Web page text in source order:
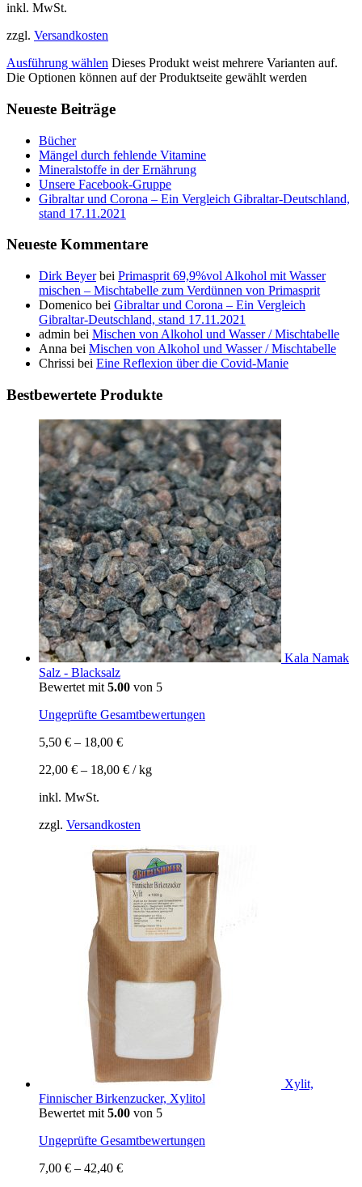
inkl. MwSt.
zzgl. Versandkosten
Ausführung wählen Dieses Produkt weist mehrere Varianten auf.
Die Optionen können auf der Produktseite gewählt werden
Neueste Beiträge
Bücher
Mängel durch fehlende Vitamine
Mineralstoffe in der Ernährung
Unsere Facebook-Gruppe
Gibraltar und Corona – Ein Vergleich Gibraltar-Deutschland,
stand 17.11.2021
Neueste Kommentare
Dirk Beyerbei Primasprit 69,9%vol Alkohol mit Wasser
mischen – Mischtabelle zum Verdünnen von Primasprit
Domenico bei Gibraltar und Corona – Ein Vergleich
Gibraltar-Deutschland, stand 17.11.2021
admin bei Mischen von Alkohol und Wasser / Mischtabelle
Anna bei Mischen von Alkohol und Wasser / Mischtabelle
Chrissi bei Eine Reflexion über die Covid-Manie
Bestbewertete Produkte
Kala Namak
Salz - Blacksalz
Bewertet mit 5.00 von 5
Ungeprüfte Gesamtbewertungen
5,50 € – 18,00 €
22,00 € – 18,00 € /kg
inkl. MwSt.
zzgl. Versandkosten
Xylit,
Finnischer Birkenzucker, Xylitol
Bewertet mit 5.00 von 5
Ungeprüfte Gesamtbewertungen
7,00 € – 42,40 €